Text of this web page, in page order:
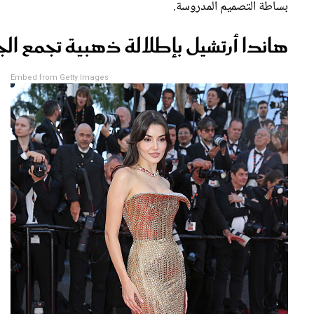
بساطة التصميم المدروسة.
هاندا أرتشيل بإطلالة ذهبية تجمع
Embed from Getty Images